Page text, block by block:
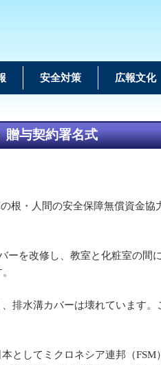
安全対策 広報文化
贈与契約署名式
根・人間の安全保障無償資金
を改修し、教室と化粧室の間
排水溝カバーは壊れています
としてミクロネシア連邦（